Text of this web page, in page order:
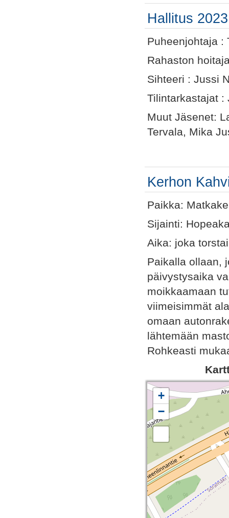
Hallitus 2023
Puheenjohtaja :
Rahaston
Sihteeri : Jussi
Tilintarkastajat :
Muut Jäsenet:
Tervala, Mika
Kerhon
Paikka:
Sijainti:
Aika: joka
Paikalla ollaan,
päivystysaika
moikkaamaan
viimeisimmät
omaan
lähtemään
Rohkeasti
+
−